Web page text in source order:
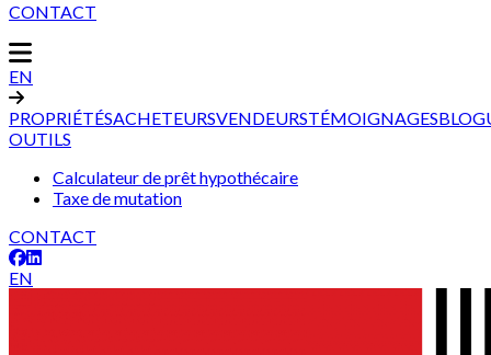
CONTACT
EN
PROPRIÉTÉSACHETEURSVENDEURSTÉMOIGNAGES
OUTILS
Calculateur de prêt hypothécaire
Taxe de mutation
CONTACT
EN